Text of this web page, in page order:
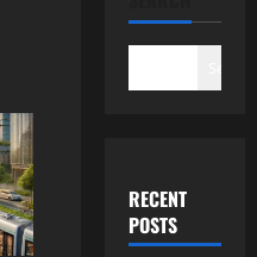
RECENT
POSTS